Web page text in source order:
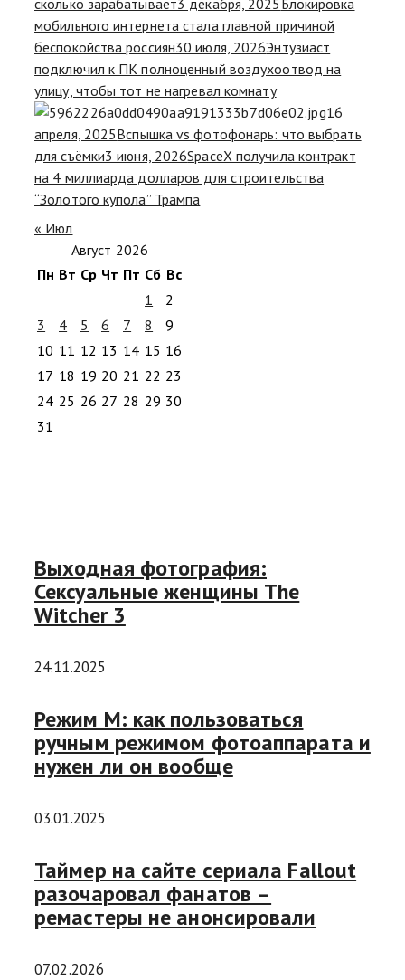
мобильного интернета стала главной причиной
беспокойства россиян30 июля, 2026Энтузиаст
подключил к ПК полноценный воздухоотвод на
улицу, чтобы тот не нагревал комнату
16
апреля, 2025Вспышка vs фотофонарь: что выбрать
для съёмки3 июня, 2026SpaceX получила контракт
на 4 миллиарда долларов для строительства
“Золотого купола” Трампа
« Июл
Август 2026
Пн Вт Ср Чт Пт Сб Вс
1
2
3
4 5 6 7 8
9
10 11 12 13 14 15 16
17 18 19 20 21 22 23
24 25 26 27 28 29 30
31
Выходная фотография:
Сексуальные женщины The
Witcher 3
24.11.2025
Режим M: как пользоваться
ручным режимом фотоаппарата и
нужен ли он вообще
03.01.2025
Таймер на сайте сериала Fallout
разочаровал фанатов –
ремастеры не анонсировали
07.02.2026